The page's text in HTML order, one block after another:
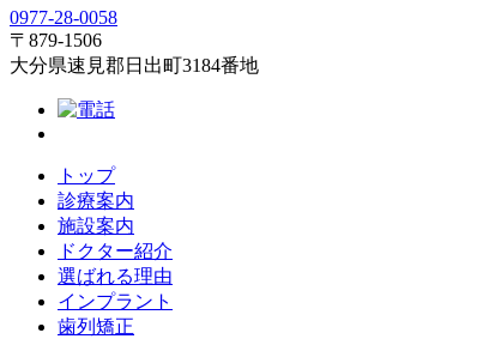
0977-28-0058
〒879-1506
大分県速見郡日出町3184番地
トップ
診療案内
施設案内
ドクター紹介
選ばれる理由
インプラント
歯列矯正